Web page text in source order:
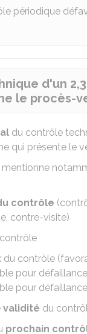
périodique
d'un
le procès-
du contrôle
qui présente le
contrôle
contre-visite)
du contrôle
pour
pour
validité du
prochain